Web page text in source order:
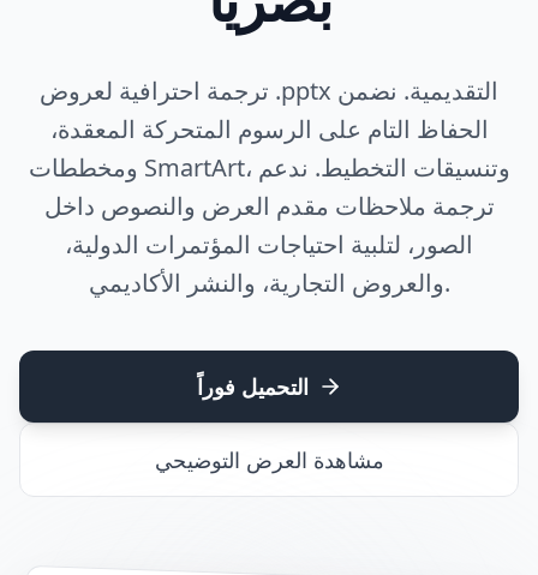
ترجمة احترافية لعروض .pptx التقديمية. نضمن
الحفاظ التام على الرسوم المتحركة المعقدة،
ومخططات SmartArt، وتنسيقات التخطيط. ندعم
ترجمة ملاحظات مقدم العرض والنصوص داخل
الصور، لتلبية احتياجات المؤتمرات الدولية،
والعروض التجارية، والنشر الأكاديمي.
التحميل فوراً
مشاهدة العرض التوضيحي